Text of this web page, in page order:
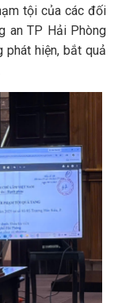
tội của các đối
an TP Hải Phòng
phát hiện, bắt quả